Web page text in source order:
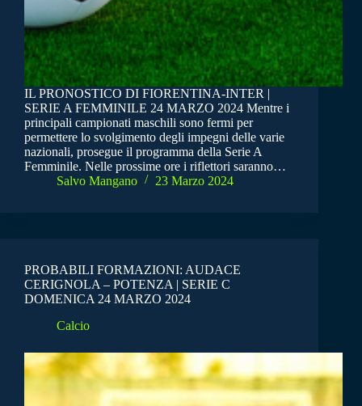
IL PRONOSTICO DI FIORENTINA-INTER |
SERIE A FEMMINILE 24 MARZO 2024 Mentre i
principali campionati maschili sono fermi per
permettere lo svolgimento degli impegni delle varie
nazionali, prosegue il programma della Serie A
Femminile. Nelle prossime ore i riflettori saranno…
Salvo Mangano
23 Marzo 2024
PROBABILI FORMAZIONI: AUDACE
CERIGNOLA – POTENZA | SERIE C
DOMENICA 24 MARZO 2024
Calcio